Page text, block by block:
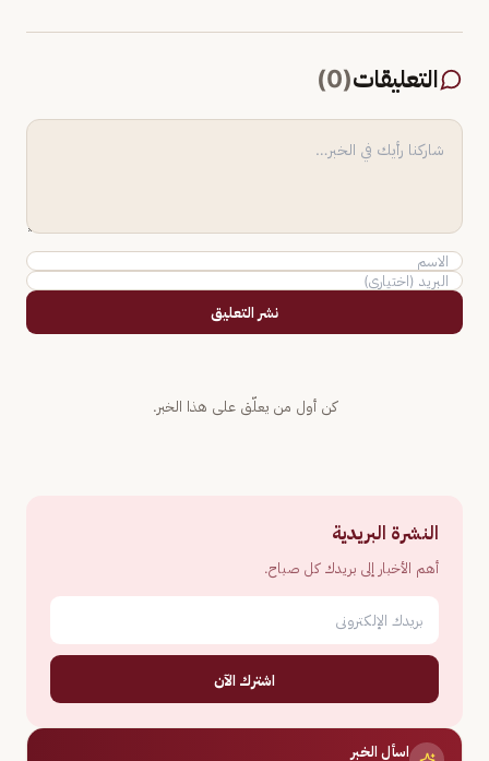
التعليقات(
0
)
نشر التعليق
كن أول من يعلّق على هذا الخبر.
النشرة البريدية
أهم الأخبار إلى بريدك كل صباح.
اشترك الآن
اسأل الخبر